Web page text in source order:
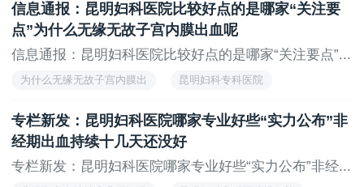
信息通报：昆明妇科医院比较好点的是哪家“关注要
点”为什么无缘无故子宫内膜出血呢
信息通报：昆明妇科医院比较好点的是哪家“关注要点”...
为什么无缘无故子宫内膜出 昆明妇科专科医院
专栏新发：昆明妇科医院哪家专业好些“实力公布”非
经期出血持续十几天还没好
专栏新发：昆明妇科医院哪家专业好些“实力公布”非经...